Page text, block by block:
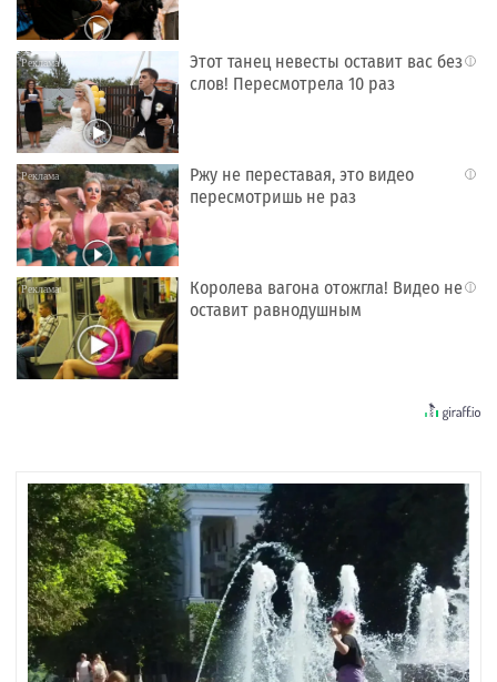
i
Этот танец невесты оставит вас без
слов! Пересмотрела 10 раз
i
Ржу не переставая, это видео
пересмотришь не раз
i
Королева вагона отожгла! Видео не
оставит равнодушным